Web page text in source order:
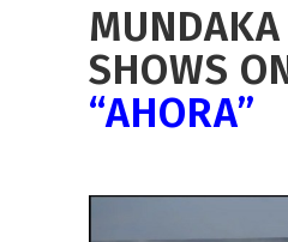
SHOWS
“AHORA”